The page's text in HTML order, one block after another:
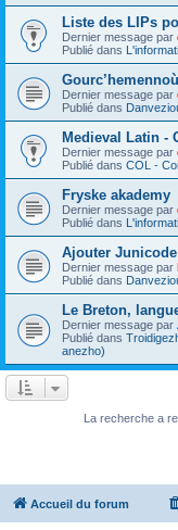
Liste des LIPs
Dernier message par
Publié dans
Dernier message par
Publié dans
Medieval Latin -
Dernier message par
Publié dans COL -
Fryske akademy
Dernier message par
Publié dans
Ajouter
Dernier message par
Publié dans
Le Breton,
Dernier message par
Publié dans
anezho)
La recherche a
Accueil du forum